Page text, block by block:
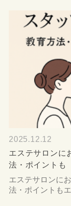
2025.12.12
エステサロンに
法・ポイントも
エステサロンに
法・ポイントも